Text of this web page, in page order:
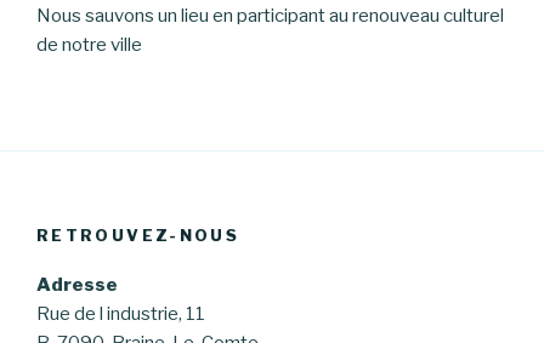
Nous sauvons un lieu en participant au renouveau culturel
de notre ville
RETROUVEZ-NOUS
Adresse
Rue de l industrie, 11